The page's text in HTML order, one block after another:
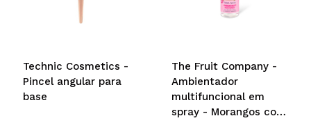
Technic Cosmetics -
Pincel angular para
base
The Fruit Company -
Ambientador
multifuncional em
spray - Morangos com